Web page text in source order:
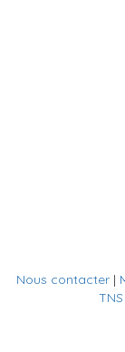
Nous contacter|
TNS